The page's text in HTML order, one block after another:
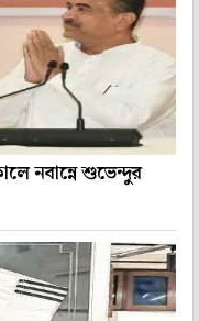
নবান্নে শুভেন্দুর